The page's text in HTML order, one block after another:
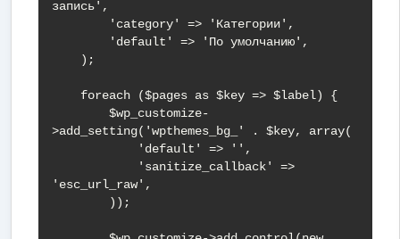
запись',
>add_setting('wpthemes_bg_' . $key, array(
'esc_url_raw',